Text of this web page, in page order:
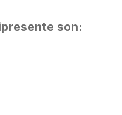
son: